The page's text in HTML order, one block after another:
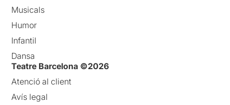
Musicals
Humor
Infantil
Dansa
Teatre Barcelona ©2026
Atenció al client
Avís legal